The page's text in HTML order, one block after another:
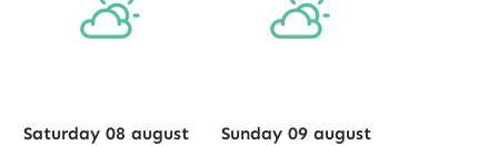
Saturday 08 august
Sunday 09 august